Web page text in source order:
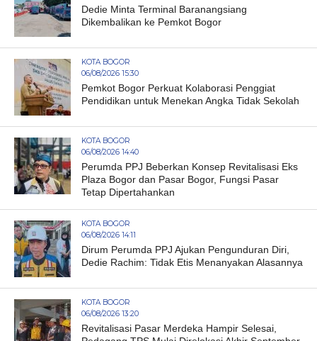
Dedie Minta Terminal Baranangsiang
Dikembalikan ke Pemkot Bogor
KOTA BOGOR
06/08/2026 15:30
Pemkot Bogor Perkuat Kolaborasi Penggiat
Pendidikan untuk Menekan Angka Tidak Sekolah
KOTA BOGOR
06/08/2026 14:40
Perumda PPJ Beberkan Konsep Revitalisasi Eks
Plaza Bogor dan Pasar Bogor, Fungsi Pasar
Tetap Dipertahankan
KOTA BOGOR
06/08/2026 14:11
Dirum Perumda PPJ Ajukan Pengunduran Diri,
Dedie Rachim: Tidak Etis Menanyakan Alasannya
KOTA BOGOR
06/08/2026 13:20
Revitalisasi Pasar Merdeka Hampir Selesai,